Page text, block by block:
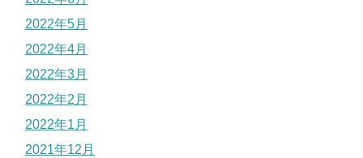
2022年5月
2022年4月
2022年3月
2022年2月
2022年1月
2021年12月